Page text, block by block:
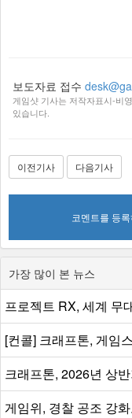
보도자료 접수
게임샷 기사는 저작자표시-비
있습니다.
이전기사 다음기사
코멘트를 등
가장 많이 본 뉴스
프로젝트 RX, 세계 무
[컨콜] 크래프톤, 게임
크래프톤, 2026년 상
게임위, 경찰 공조 강